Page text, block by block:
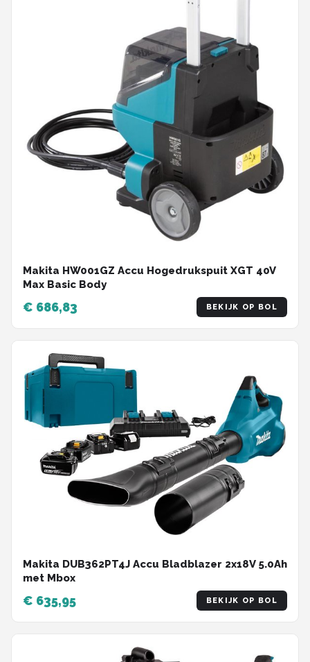
Makita HW001GZ Accu Hogedrukspuit XGT 40V
Max Basic Body
€ 686,83 BEKIJK OP BOL
Makita DUB362PT4J Accu Bladblazer 2x18V 5.0Ah
met Mbox
€ 635,95 BEKIJK OP BOL